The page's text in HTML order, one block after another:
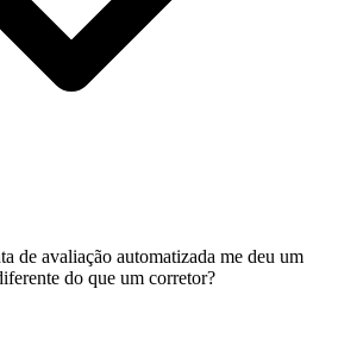
de avaliação automatizada me deu um
do que um corretor?